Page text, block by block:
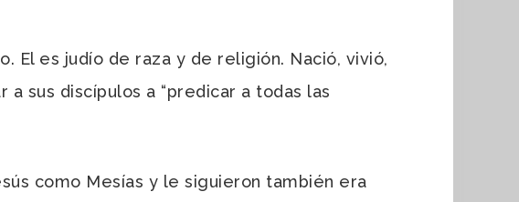
El es judío de raza y de religión. Nació, vivió,
sus discípulos a “predicar a todas las
como Mesías y le siguieron también era